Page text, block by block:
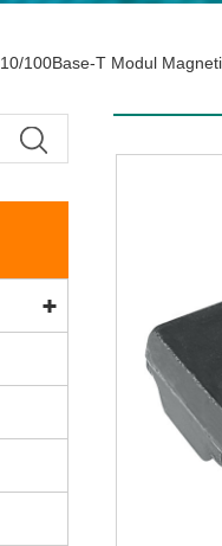
10/100Base-T Modul